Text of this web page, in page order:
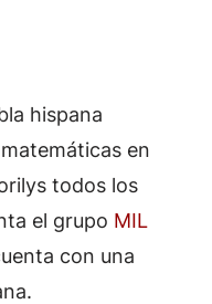
hispana
en
todos los
el grupo MIL
con una